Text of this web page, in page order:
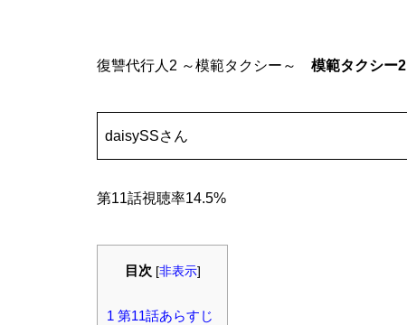
復讐代行人2 ～模範タクシー～ 模範タクシー2
daisySSさん
第11話視聴率14.5%
目次 [非表示]
1 第11話あらすじ